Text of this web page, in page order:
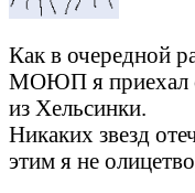
Как в очередной
МОЮП я приехал
из Хельсинки.
Никаких звезд
этим я не